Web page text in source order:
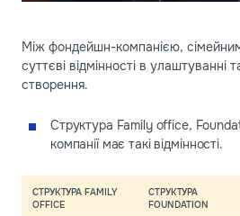
Між фондейшн-компанією,
суттєві відмінності в улаштуванні
створення.
Структура Family office,
компанії має такі відмінності.
СТРУКТУРА FAMILY
OFFICE
СТРУКТУРА
FOUNDATION